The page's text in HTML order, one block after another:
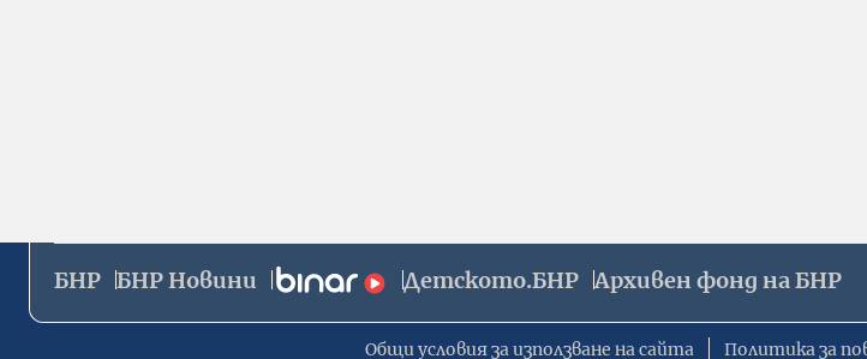
БНР БНР Новини Детското.БНР Архивен фонд на БНР
Общи условия за използване на сайта Политика за